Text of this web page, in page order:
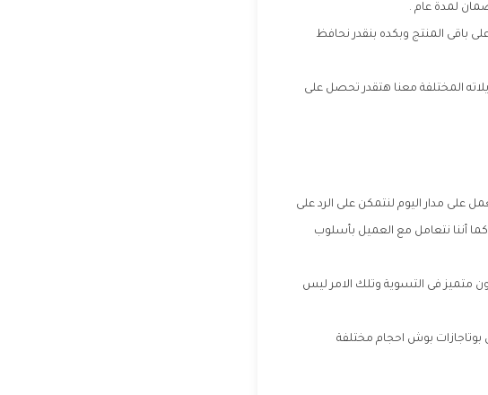
لمدة عام .
باقى المنتج وبكده بنقدر نحافظ
فترة ضمان لمدة 7 سنوات لجميع موديلاته المختلفة معنا هتقدر تحصل على
على مدار اليوم لنتمكن على الرد على
أننا نتعامل مع العميل بأسلوب
متميز فى التسوية وتلك الامر ليس
بوش احجام مختلفة